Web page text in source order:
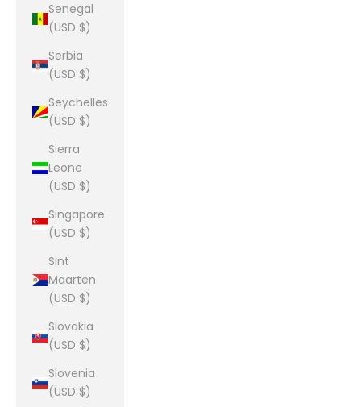
Senegal
(USD $)
Serbia
(USD $)
Seychelles
(USD $)
Sierra
Leone
(USD $)
Singapore
(USD $)
Sint
Maarten
(USD $)
Slovakia
(USD $)
Slovenia
(USD $)